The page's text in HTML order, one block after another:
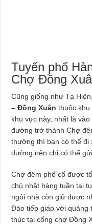
Tuyến phố
Chợ Đồng
Cũng giống như Tạ Hiện,
– Đồng Xuânthuộc khu
khu vực này, nhất là
đường trở thành Chợ
thường thì bạn có thể đi
đường nên chỉ có thể
Chợ đêm phố cổ được
chủ nhật hàng tuần tại
ngôi nhà còn giữ được
Đào tiếp giáp với quảng
thúc tại cổng chợ Đồng